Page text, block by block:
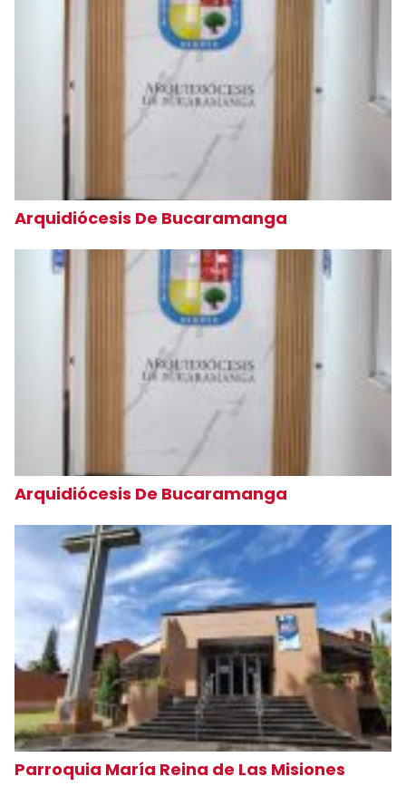
Arquidiócesis De Bucaramanga
Arquidiócesis De Bucaramanga
Parroquia María Reina de Las Misiones